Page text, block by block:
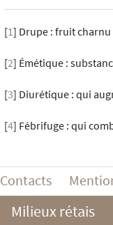
[1] Drupe : fruit
[2] Émétique :
[3] Diurétique : qui
[4] Fébrifuge : qui
Contacts
Milieux rétais